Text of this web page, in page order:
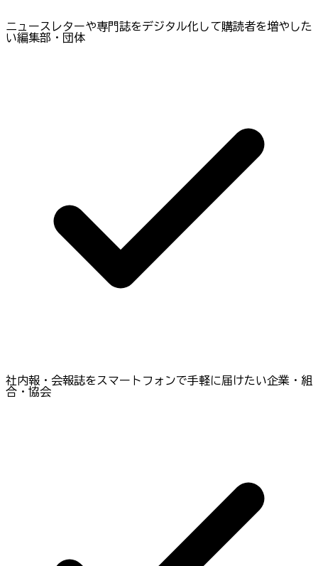
ニュースレターや専門誌をデジタル化して購読者を増やした
い編集部・団体
社内報・会報誌をスマートフォンで手軽に届けたい企業・組
合・協会